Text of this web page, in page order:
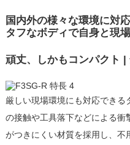
国内外の様々な環境に対応
タフなボディで自身と現
頑丈、しかもコンパクト
厳しい現場環境にも対応でき
の接触や工具落下などによる
がつきにくい材質を採用し、不